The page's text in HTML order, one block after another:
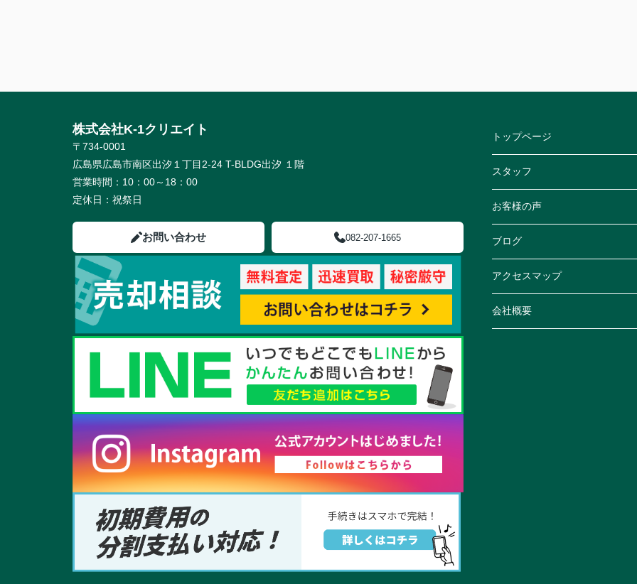
株式会社K-1クリエイト
〒734-0001
広島県広島市南区出汐１丁目2-24 T-BLDG出汐 １階
営業時間： 10：00～18：00
定休日： 祝祭日
お問い合わせ 082-207-1665
トップページ
スタッフ
お客様の声
ブログ
アクセスマップ
会社概要